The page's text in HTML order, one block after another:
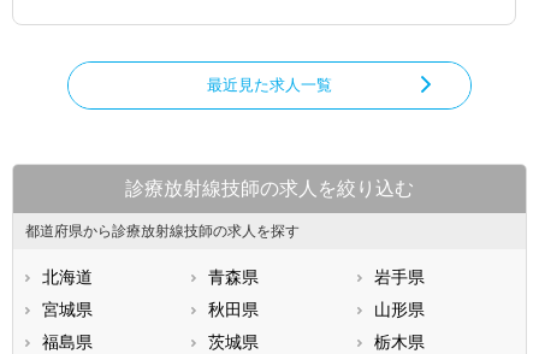
最近見た求人一覧
診療放射線技師の求人を絞り込む
都道府県から診療放射線技師の求人を探す
北海道 青森県
岩手県
宮城県
秋田県
山形県
福島県
茨城県
栃木県